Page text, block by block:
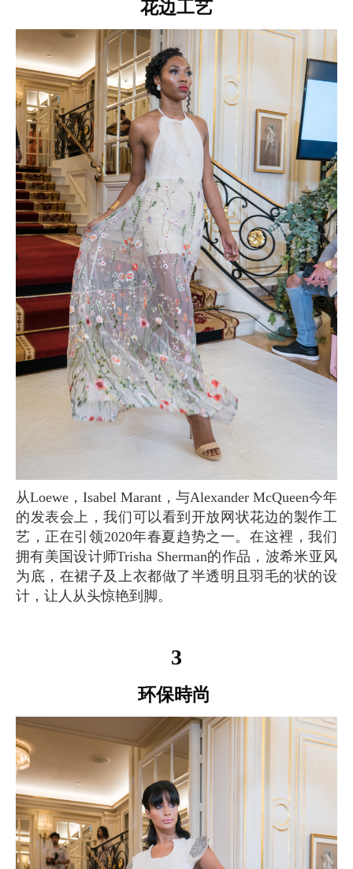
花边工艺
从Loewe，Isabel Marant，与Alexander McQueen今年
的发表会上，我们可以看到开放网状花边的製作工
艺，正在引领2020年春夏趋势之一。在这裡，我们
拥有美国设计师Trisha Sherman的作品，波希米亚风
为底，在裙子及上衣都做了半透明且羽毛的状的设
计，让人从头惊艳到脚。
3
环保時尚